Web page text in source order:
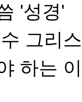
'성경'
그리
하는